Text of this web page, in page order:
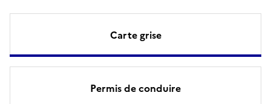
Carte grise
Permis de conduire